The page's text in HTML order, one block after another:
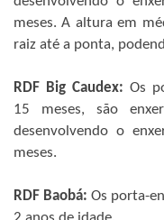
meses. A altura em
raiz até a ponta,
RDF Big Caudex: Os
15 meses, são
desenvolvendo o
meses.
RDF Baobá: Os porta-